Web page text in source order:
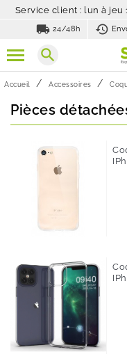
Service client : lun à jeu
local_shipping 24/48h
search
Accueil Accessoires
Pièces